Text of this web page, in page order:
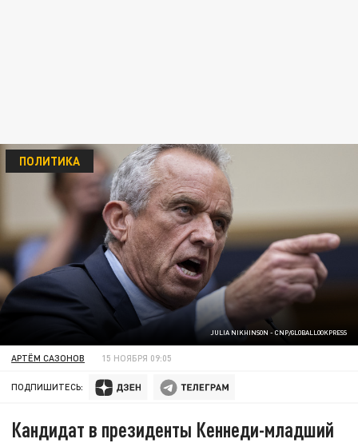
JULIA NIKHINSON - CNP/GLOBALLOOKPRESS
ПОЛИТИКА
АРТЁМ САЗОНОВ 15 НОЯБРЯ 09:05
ПОДПИШИТЕСЬ:
Кандидат в президенты Кеннеди-младший